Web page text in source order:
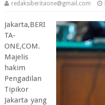
redaksiberitaone@gmail.com
Jakarta,BERI
TA-
ONE,COM.
Majelis
hakim
Pengadilan
Tipikor
Jakarta yang